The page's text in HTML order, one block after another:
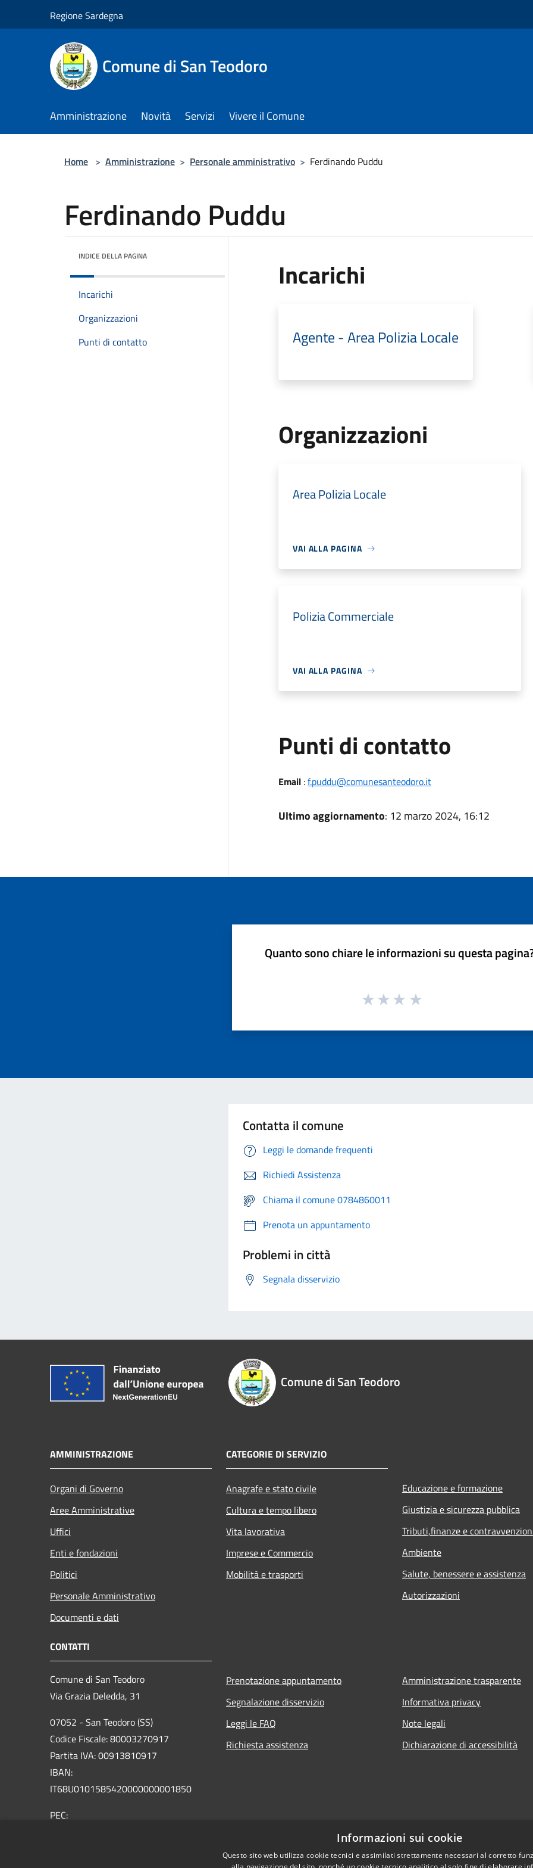
Regione Sardegna
Comune di San Teodoro
Amministrazione Novità Servizi Vivere il Comune
Home > Amministrazione > Personale amministrativo > Ferdinando Puddu
Ferdinando Puddu
INDICE DELLA PAGINA
Incarichi
Organizzazioni
Punti di contatto
Incarichi
Agente - Area Polizia Locale
Organizzazioni
Area Polizia Locale
VAI ALLA PAGINA
Polizia Commerciale
VAI ALLA PAGINA
Punti di contatto
Email:f.puddu@comunesanteodoro.it
Ultimo aggiornamento: 12 marzo 2024, 16:12
Quanto sono chiare le informazioni su questa
Contatta il comune
Leggi le domande frequenti
Richiedi Assistenza
Chiama il comune 0784860011
Prenota un appuntamento
Problemi in città
Segnala disservizio
Comune di San Teodoro
AMMINISTRAZIONE
Organi di Governo
Aree Amministrative
Uffici
Enti e fondazioni
Politici
Personale Amministrativo
Documenti e dati
CATEGORIE DI SERVIZIO
Anagrafe e stato civile
Cultura e tempo libero
Vita lavorativa
Imprese e Commercio
Mobilità e trasporti
Educazione e formazione
Giustizia e sicurezza pubblica
Tributi,finanze e
Ambiente
Salute, benessere e assistenza
Autorizzazioni
CONTATTI
Comune di San Teodoro
Via Grazia Deledda, 31
07052 - San Teodoro (SS)
Codice Fiscale: 80003270917
Partita IVA: 00913810917
IBAN:
IT68U0101585420000000001850
PEC:
Prenotazione appuntamento
Segnalazione disservizio
Leggi le FAQ
Richiesta assistenza
Amministrazione trasparente
Informativa privacy
Note legali
Dichiarazione di accessibilità
Informazioni sui cookie
Questo sito web utilizza cookie tecnici e assimilati strettamente necessari al corretto